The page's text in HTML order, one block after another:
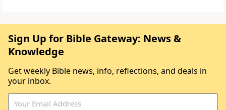
Sign Up for Bible Gateway: News &
Knowledge
Get weekly Bible news, info, reflections, and deals in
your inbox.